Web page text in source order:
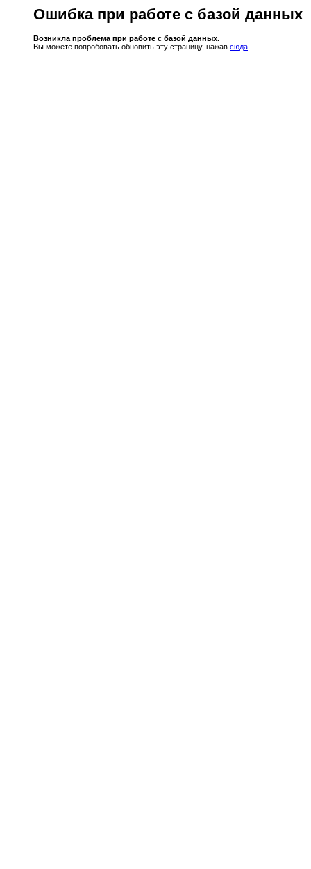
Ошибка при работе с базой данных
Возникла проблема при работе с базой данных.
Вы можете попробовать обновить эту страницу, нажав сюда